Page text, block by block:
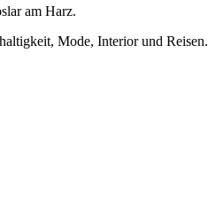
am Harz.
Mode, Interior und Reisen.